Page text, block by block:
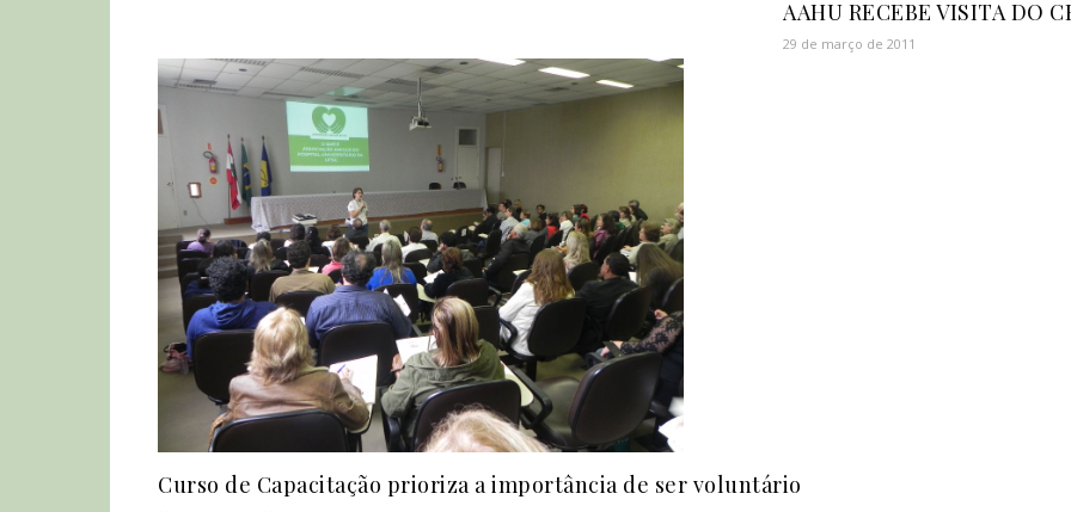
AAHU RECEBE VISITA DO
29 de março de 2011
Curso de Capacitação prioriza a importância de ser voluntário